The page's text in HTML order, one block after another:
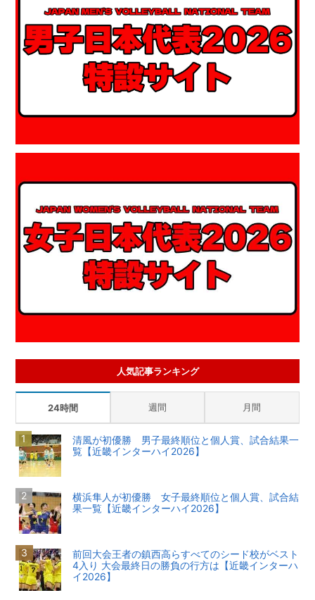
人気記事ランキング
24時間 週間 月間
清風が初優勝 男子最終順位と個人賞、試合結果一
覧【近畿インターハイ2026】
横浜隼人が初優勝 女子最終順位と個人賞、試合結
果一覧【近畿インターハイ2026】
前回大会王者の鎮西高らすべてのシード校がベスト
4入り 大会最終日の勝負の行方は【近畿インターハ
イ2026】